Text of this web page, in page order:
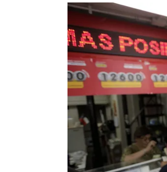
Series
Televisión
Música
Freestyle
Red Bull
Celebrities
Apuestas